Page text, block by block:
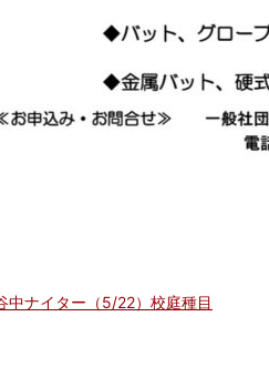
中ナイター（5/22）校庭種目